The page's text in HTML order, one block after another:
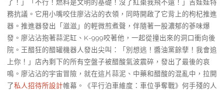
了！」「不行！燃料是文明的基礎！沒了紅棗我飛不遠！」吉娃娃特
務抗議。它用小嘴咬住廖沾沾的衣領，同時開啟了它背上的枸杞推進
器。推進器發出「滋滋」的輕微煎煮聲，伴隨著一股濃郁的蔘味爆
發。廖沾沾抱著蒜泥缸、K-999咬著他，一起從撞出來的洞口衝向後
院。王醋狂的醋罐機器人發出尖叫：「別想逃！醬油黨餘孽！我會追
上你！」店內剩下的所有空盤子被醋酸氣波震碎，發出了最後的哀
鳴。廖沾沾的宇宙冒險，就在這片蒜泥、中藥和醋酸的混亂中，拉開
了私人招待所設計帷幕。《平行泊車維度：車位爭奪戰》何手殘的人